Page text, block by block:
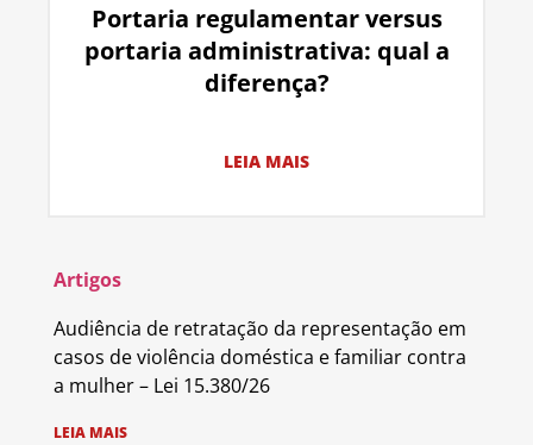
Portaria regulamentar versus
portaria administrativa: qual a
diferença?
LEIA MAIS
Artigos
Audiência de retratação da representação em
casos de violência doméstica e familiar contra
a mulher – Lei 15.380/26
LEIA MAIS